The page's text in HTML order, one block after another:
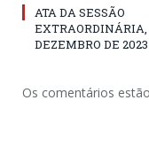
ATA DA SESSÃO
EXTRAORDINÁRIA,
DEZEMBRO DE 2023
Os comentários